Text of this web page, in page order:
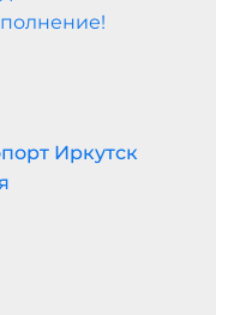
Иркутск